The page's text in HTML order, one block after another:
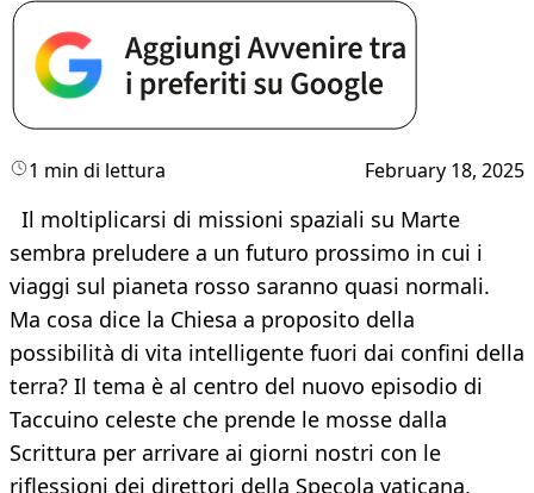
1 min di lettura February 18, 2025
Il moltiplicarsi di missioni spaziali su Marte
sembra preludere a un futuro prossimo in cui i
viaggi sul pianeta rosso saranno quasi normali.
Ma cosa dice la Chiesa a proposito della
possibilità di vita intelligente fuori dai confini della
terra? Il tema è al centro del nuovo episodio di
Taccuino celeste che prende le mosse dalla
Scrittura per arrivare ai giorni nostri con le
riflessioni dei direttori della Specola vaticana,